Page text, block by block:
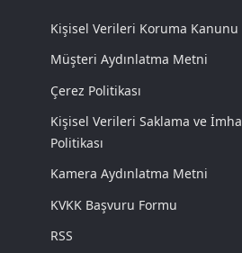
Kişisel Verileri Koruma Kanunu
Müşteri Aydınlatma Metni
Çerez Politikası
Kişisel Verileri Saklama ve İmha
Politikası
Kamera Aydınlatma Metni
KVKK Başvuru Formu
RSS